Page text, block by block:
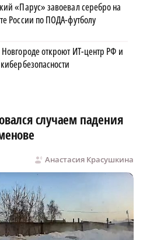
«Парус» завоевал серебро на
России по ПОДА-футболу
откроют ИТ-центр РФ и
случаем падения
Анастасия Красушкина